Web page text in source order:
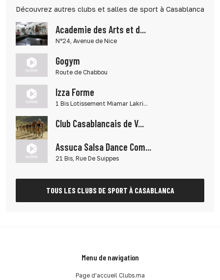
Découvrez autres clubs et salles de sport à Casablanca
Academie des Arts et d...
N°24, Avenue de Nice
Gogym
Route de Chabbou
Izza Forme
1 Bis Lotissement Miamar Lakri...
Club Casablancais de V...
Assuca Salsa Dance Com...
21 Bis, Rue De Suippes
TOUS LES CLUBS DE SPORT À CASABLANCA
Menu de navigation
Page d'accueil Clubs.ma